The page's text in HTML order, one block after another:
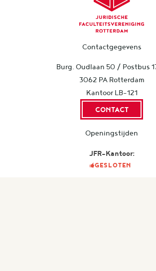
Contactgegevens
Burg. Oudlaan 50 / Postbus
3062 PA Rotterdam
Kantoor LB-121
CONTACT
Openingstijden
JFR-Kantoor:
GESLOTEN